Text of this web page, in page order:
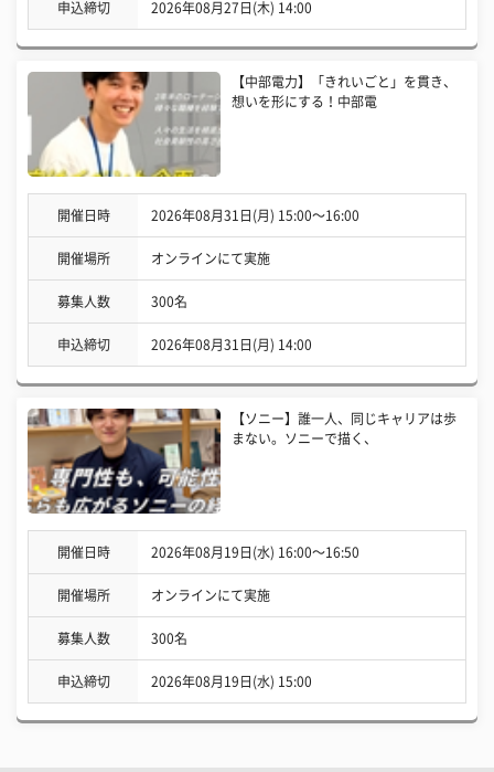
申込締切 2026年08月27日(木) 14:00
【中部電力】「きれいごと」を貫き、
想いを形にする！中部電
開催日時 2026年08月31日(月) 15:00〜16:00
開催場所 オンラインにて実施
募集人数 300名
申込締切 2026年08月31日(月) 14:00
【ソニー】誰一人、同じキャリアは歩
まない。ソニーで描く、
開催日時 2026年08月19日(水) 16:00〜16:50
開催場所 オンラインにて実施
募集人数 300名
申込締切 2026年08月19日(水) 15:00